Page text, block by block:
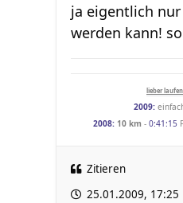
ja eigentlich
werden kann!
lieber
2009:
2008: 10 km - 0:41:15
Zitieren
25.01.2009, 17:25